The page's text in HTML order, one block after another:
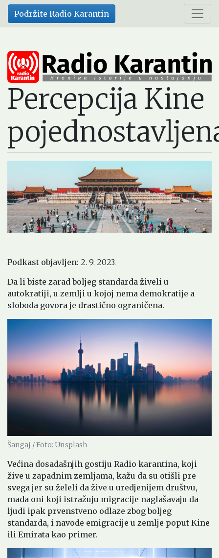
Skip
Podržite Radio Karantin
Percepcija Kine
Podkast objavljen: 2. 9. 2023.
Da li biste zarad boljeg standarda živeli u
autokratiji, u zemlji u kojoj nema demokratije a
sloboda govora je drastično ograničena.
Šangaj / Foto: Unsplash
Većina dosadašnjih gostiju Radio karantina, koji
žive u zapadnim zemljama, kažu da su otišli pre
svega jer su želeli da žive u uredjenijem društvu,
mada oni koji istražuju migracije naglašavaju da
ljudi ipak prvenstveno odlaze zbog boljeg
standarda, i navode emigracije u zemlje poput Kine
ili Emirata kao primer.